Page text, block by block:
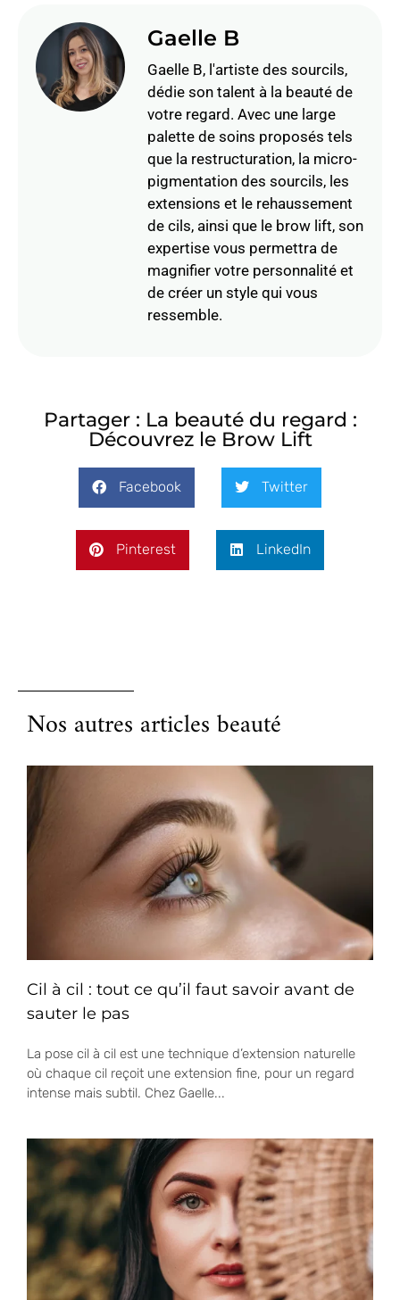
Gaelle B
Gaelle B, l'artiste des sourcils,
dédie son talent à la beauté de
votre regard. Avec une large
palette de soins proposés tels
que la restructuration, la micro-
pigmentation des sourcils, les
extensions et le rehaussement
de cils, ainsi que le brow lift, son
expertise vous permettra de
magnifier votre personnalité et
de créer un style qui vous
ressemble.
Partager : La beauté du regard :
Découvrez le Brow Lift
Facebook Twitter
Pinterest LinkedIn
Nos autres articles beauté
Cil à cil : tout ce qu’il faut savoir avant de
sauter le pas
La pose cil à cil est une technique d’extension naturelle
où chaque cil reçoit une extension fine, pour un regard
intense mais subtil. Chez Gaelle...